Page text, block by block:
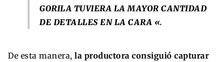
GORILA TUVIERA LA MAYOR CANTIDAD
DE DETALLES EN LA CARA «.
De esta manera, la productora consiguió capturar